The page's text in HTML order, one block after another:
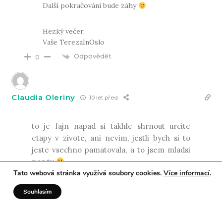
Další pokračování bude záhy
Hezký večer,
Vaše TerezaInOslo
0 Odpovědět
Claudia Oleriny 10 let před
to je fajn napad si takhle shrnout urcite
etapy v zivote, ani nevim, jestli bych si to
jeste vsechno pamatovala, a to jsem mladsi
nez ty
ClaudiasNewLife
37
Tato webová stránka využívá soubory cookies. Více informací.
Souhlasím